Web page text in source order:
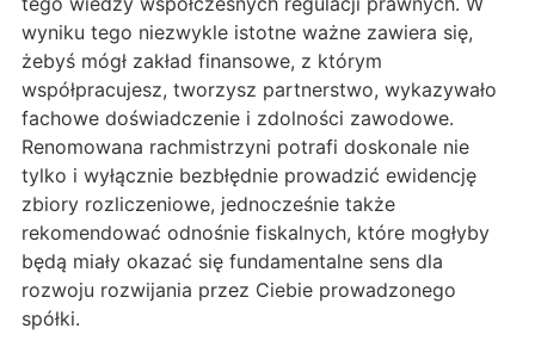
wyniku tego niezwykle istotne ważne zawiera się,
żebyś mógł zakład finansowe, z którym
współpracujesz, tworzysz partnerstwo, wykazywało
fachowe doświadczenie i zdolności zawodowe.
Renomowana rachmistrzyni potrafi doskonale nie
tylko i wyłącznie bezbłędnie prowadzić ewidencję
zbiory rozliczeniowe, jednocześnie także
rekomendować odnośnie fiskalnych, które mogłyby
będą miały okazać się fundamentalne sens dla
rozwoju rozwijania przez Ciebie prowadzonego
spółki.